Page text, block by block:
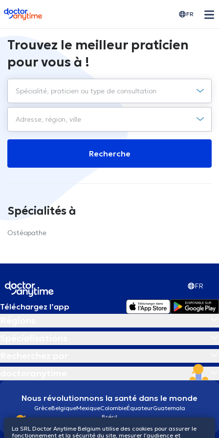
doctoranytime FR
Trouvez le meilleur praticien
pour vous à !
Recherche
Spécialités à
Ostéopathe
FR
Téléchargez l’app
Nous révolutionnons la santé dans le monde
GrèceBelgiqueMexiqueColombieÉquateurGuatemala
Brésil
La SRL Doctor Anytime Belgium utilise des cookies pour assurer le
fonctionnement et la sécurité du site, mesurer l’audience et